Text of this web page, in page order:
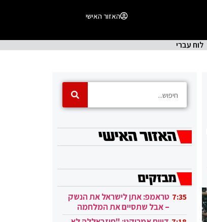
האזור האישי
לוח עברי
7:35 טראמפ: אתן לישראל את הנשק
– אבל שתסיים את המלחמה
בעזה